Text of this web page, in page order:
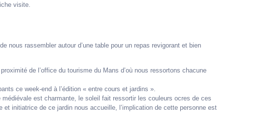
visite.
nous rassembler autour d’une table pour un repas revigorant et bien
de l’office du tourisme du Mans d’où nous ressortons chacune
ce week-end à l’édition « entre cours et jardins ».
est charmante, le soleil fait ressortir les couleurs ocres de ces
initiatrice de ce jardin nous accueille, l’implication de cette personne est